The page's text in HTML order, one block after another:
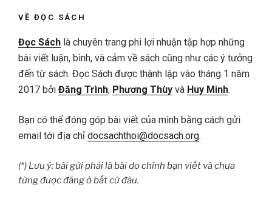
VỀ ĐỌC SÁCH
Đọc Sách là chuyên trang phi lợi nhuận tập hợp những
bài viết luận, bình, và cảm về sách cũng như các ý tưởng
đến từ sách. Đọc Sách được thành lập vào tháng 1 năm
2017 bởi Đăng Trình, Phương Thùy và Huy Minh.
Bạn có thể đóng góp bài viết của mình bằng cách gửi
email tới địa chỉ docsachthoi@docsach.org.
(*) Lưu ý: bài gửi phải là bài do chính bạn viết và chưa
từng được đăng ở bất cứ đâu.